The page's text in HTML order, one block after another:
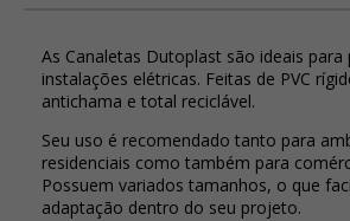
As Canaletas Dutoplast são ideais
instalações elétricas. Feitas de PVC
antichama e total reciclável.
Seu uso é recomendado tanto para
residenciais como também para
Possuem variados tamanhos, o que
adaptação dentro do seu projeto.